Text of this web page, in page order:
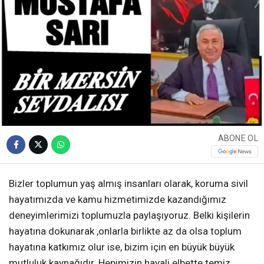
ABONE OL
Bizler toplumun yaş almış insanları olarak, koruma sivil
hayatımızda ve kamu hizmetimizde kazandığımız
deneyimlerimizi toplumuzla paylaşıyoruz. Belki kişilerin
hayatına dokunarak ,onlarla birlikte az da olsa toplum
hayatına katkımız olur ise, bizim için en büyük büyük